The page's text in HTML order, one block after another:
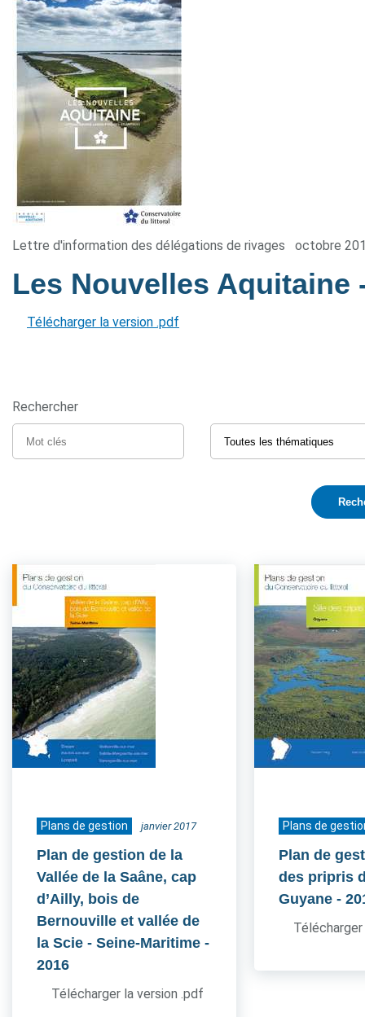
Lettre d'information des délégations de rivages octobre
Les Nouvelles Aquitaine
Télécharger la version .pdf
Rechercher
Plans de gestion janvier 2017
Plan de gestion de la
Vallée de la Saâne, cap
d’Ailly, bois de
Bernouville et vallée de
la Scie - Seine-Maritime -
2016
Télécharger la version .pdf
Plans de
Plan de
des pripris
Guyane -